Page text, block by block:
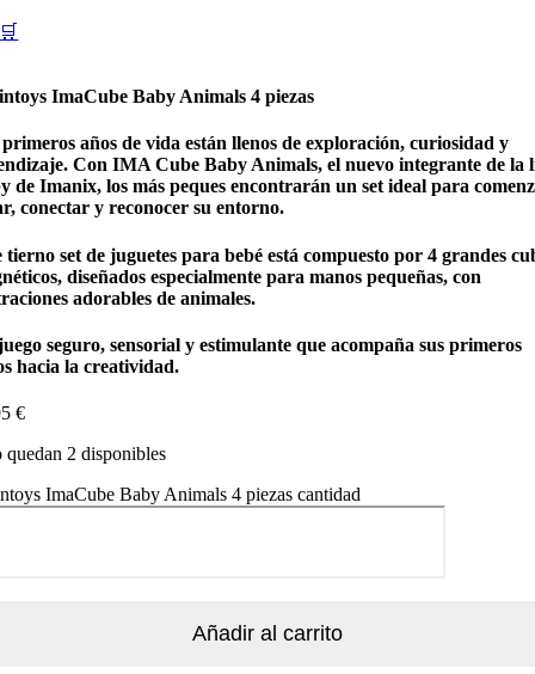
🛒
ImaCube Baby Animals 4 piezas
años de vida están llenos de exploración, curiosidad y
Con IMA Cube Baby Animals, el nuevo integrante de la
de Imanix, los más peques encontrarán un set ideal para
conectar y reconocer su entorno.
tierno set de juguetes para bebé está compuesto por 4 grandes
diseñados especialmente para manos pequeñas, con
adorables de animales.
seguro, sensorial y estimulante que acompaña sus primeros
hacia la creatividad.
€
quedan 2 disponibles
ImaCube Baby Animals 4 piezas cantidad
Añadir al carrito